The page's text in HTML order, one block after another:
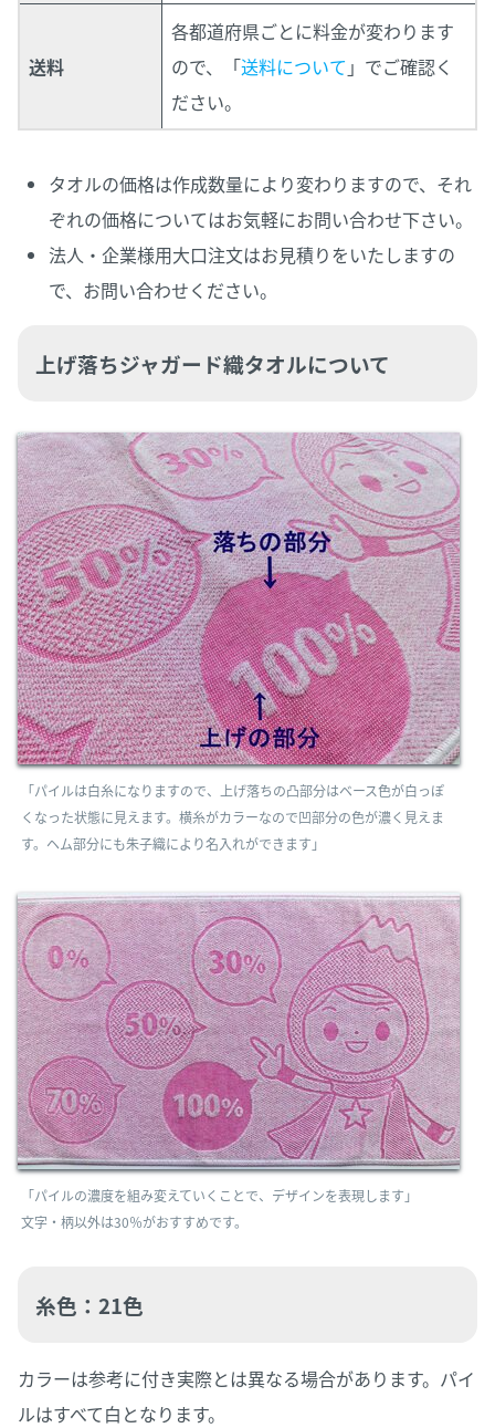
送料
各都道府県ごとに料金が変わります
ので、「送料について 」でご確認く
ださい。
タオルの価格は作成数量により変わりますので、それ
ぞれの価格についてはお気軽にお問い合わせ下さい。
法人・企業様用大口注文はお見積りをいたしますの
で、お問い合わせください。
上げ落ちジャガード織タオルについて
「パイルは白糸になりますので、上げ落ちの凸部分はベース色が白っぽ
くなった状態に見えます。横糸がカラーなので凹部分の色が濃く見えま
す。ヘム部分にも朱子織により名入れができます」
「パイルの濃度を組み変えていくことで、デザインを表現します」
文字・柄以外は30％がおすすめです。
糸色：21色
カラーは参考に付き実際とは異なる場合があります。パイ
ルはすべて白となります。